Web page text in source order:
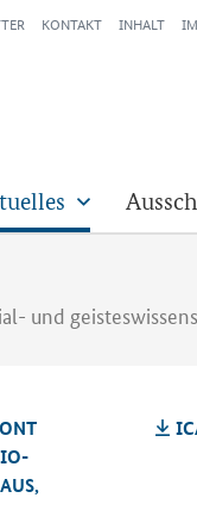
KONTAKT INHALT
und